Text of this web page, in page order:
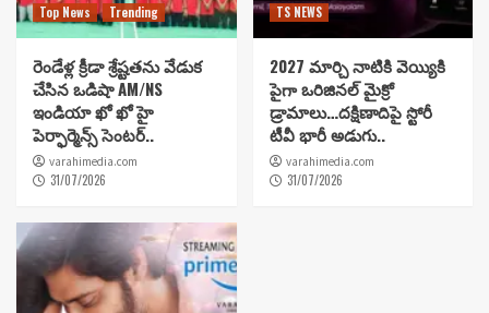
Top News
Trending
రెండేళ్ల క్రీడా శ్రేష్టతను వేడుక
చేసిన ఒడిషా AM/NS
ఇండియా ఖో ఖో హై
పెర్ఫార్మెన్స్ సెంటర్..
varahimedia.com
31/07/2026
TS NEWS
2027 మార్చి నాటికి వెయ్యికి
పైగా ఒరిజినల్ మైక్రో
డ్రామాలు…దక్షిణాదిపై స్టోరీ
టీవీ భారీ అడుగు..
varahimedia.com
31/07/2026